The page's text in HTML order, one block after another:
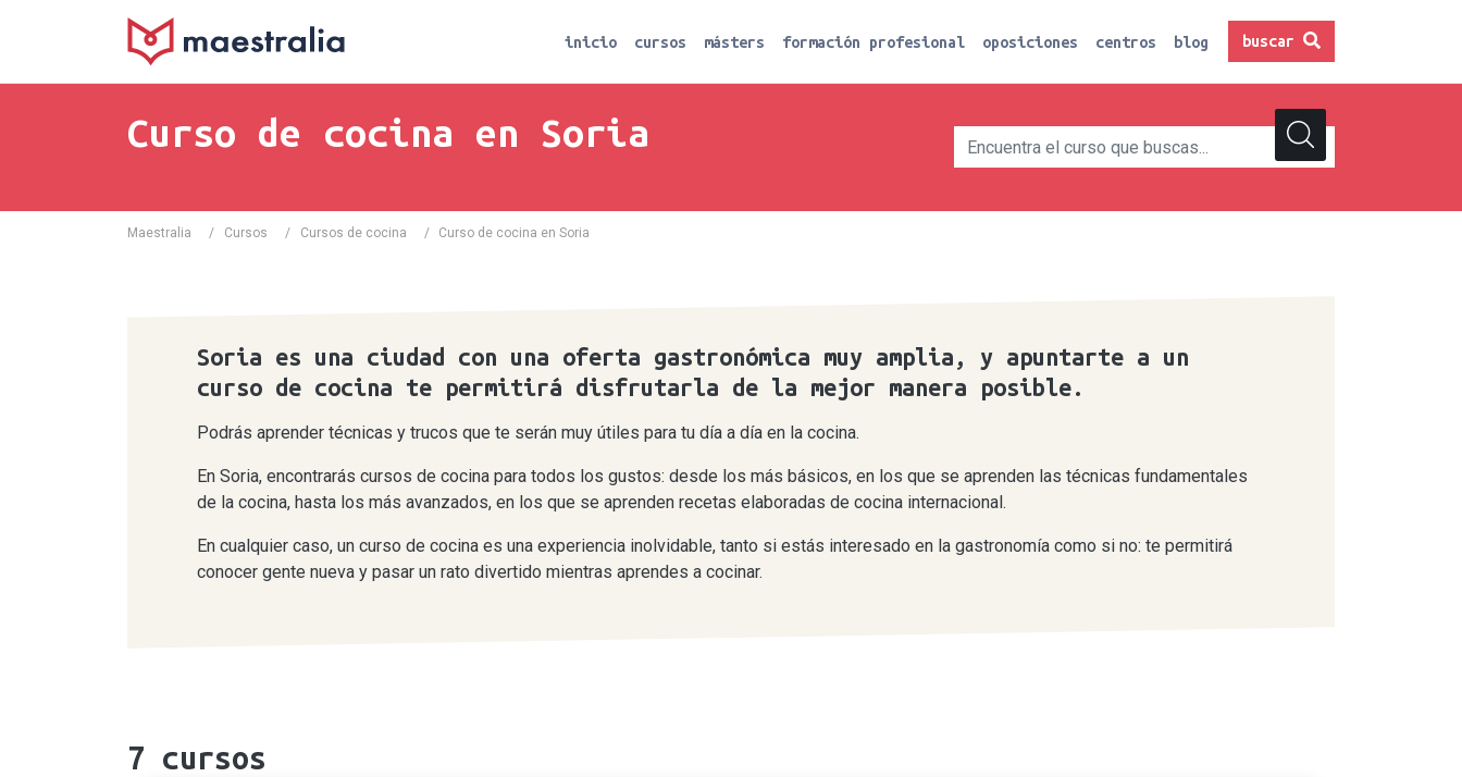
inicio cursos másters formación profesional oposiciones centros blog buscar
Curso de cocina en Soria
Maestralia / Cursos / Cursos de cocina / Curso de cocina en Soria
Soria es una ciudad con una oferta gastronómica muy amplia, y apuntarte a un
curso de cocina te permitirá disfrutarla de la mejor manera posible.
Podrás aprender técnicas y trucos que te serán muy útiles para tu día a día en la cocina.
En Soria, encontrarás cursos de cocina para todos los gustos: desde los más básicos, en los que se aprenden las técnicas fundamentales
de la cocina, hasta los más avanzados, en los que se aprenden recetas elaboradas de cocina internacional.
En cualquier caso, un curso de cocina es una experiencia inolvidable, tanto si estás interesado en la gastronomía como si no: te permitirá
conocer gente nueva y pasar un rato divertido mientras aprendes a cocinar.
7 cursos